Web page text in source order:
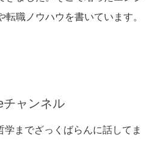
転職ノウハウを書いています。
チャンネル
学までざっくばらんに話してま